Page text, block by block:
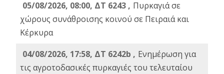
05/08/2026, 08:00, ΔΤ 6243 , Πυρκαγιά σε
χώρους συνάθροισης κοινού σε Πειραιά και
Κέρκυρα
04/08/2026, 17:58, ΔΤ 6242b , Ενημέρωση για
τις αγροτοδασικές πυρκαγιές του τελευταίου